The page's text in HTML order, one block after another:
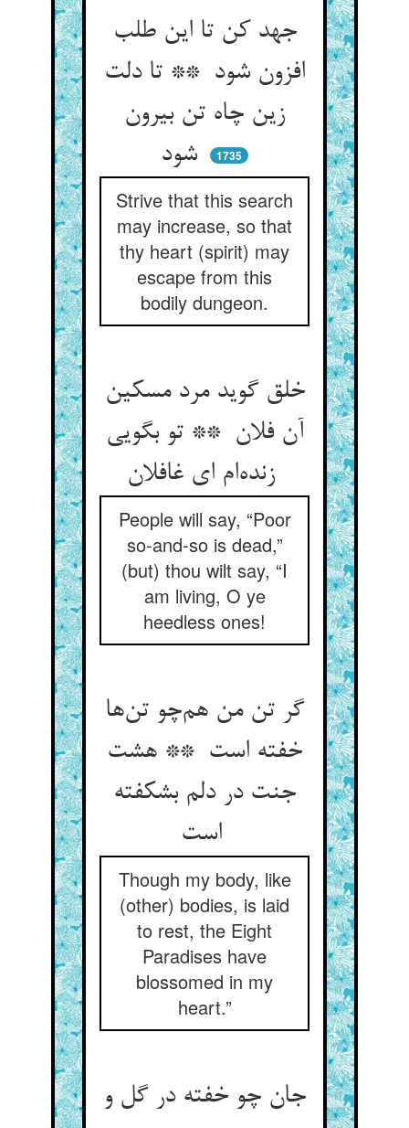
جهد کن تا این طلب
افزون شود ** تا دلت
زین چاه تن بیرون
شود
1735
Strive that this search
may increase, so that
thy heart (spirit) may
escape from this
bodily dungeon.
خلق گوید مرد مسکین
آن فلان ** تو بگویی
People will say, “Poor
so-and-so is dead,”
(but) thou wilt say, “I
am living, O ye
heedless ones!
گر تن من هم‌چو تن‌ها
خفته است ** هشت
جنت در دلم بشکفته
است
Though my body, like
(other) bodies, is laid
to rest, the Eight
Paradises have
blossomed in my
heart.”
جان چو خفته در گل و